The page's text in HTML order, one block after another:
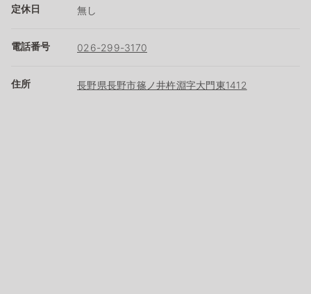
定休日 無し
電話番号 026-299-3170
住所 長野県長野市篠ノ井杵淵字大門東1412